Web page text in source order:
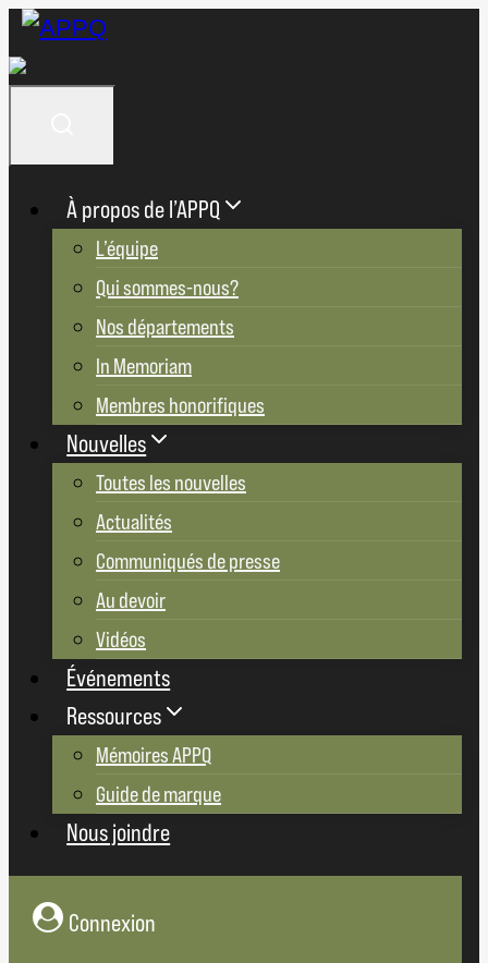
Aller
au
À propos de l’APPQ
L’équipe
Qui sommes-nous?
Nos départements
In Memoriam
Membres honorifiques
Nouvelles
Toutes les nouvelles
Actualités
Communiqués de presse
Au devoir
Vidéos
Événements
Ressources
Mémoires APPQ
Guide de marque
Nous joindre
Connexion